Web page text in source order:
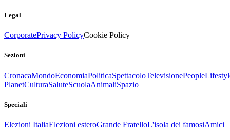
Legal
CorporatePrivacy PolicyCookie Policy
Sezioni
CronacaMondoEconomiaPoliticaSpettacoloTelevisionePeople
PlanetCulturaSaluteScuolaAnimaliSpazio
Speciali
Elezioni ItaliaElezioni esteroGrande FratelloL'isola dei famosiAmici